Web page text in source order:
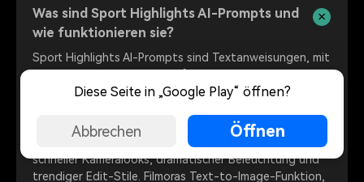
Was sind Sport Highlights AI-Prompts und
wie funktionieren sie?
Sport Highlights AI-Prompts sind Textanweisungen, mit
Action, Fokus und Social-Media-Energie erzeugst. Mit
Spielszenen, Trainingsclips oder Match-Momente in
auffällige Highlight-Visuals verwandeln – inklusive
schneller Kameralooks, dramatischer Beleuchtung und
trendiger Edit-Stile. Filmoras Text-to-Image-Funktion,
Diese Seite in „Google Play“ öffnen?
Abbrechen Öffnen